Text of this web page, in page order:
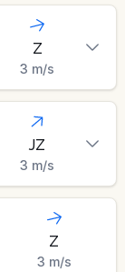
Z
3 m/s
JZ
3 m/s
Z
3 m/s